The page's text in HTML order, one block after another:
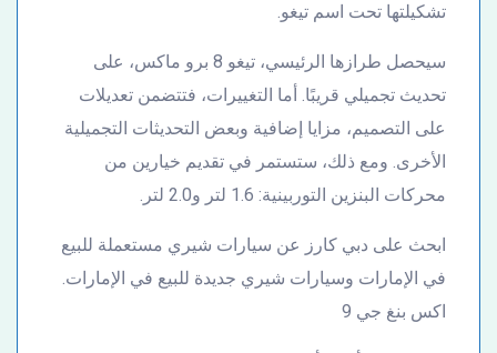
تشكيلتها تحت اسم تيغو.
سيحصل طرازها الرئيسي، تيغو 8 برو ماكس، على
تحديث تجميلي قريبًا. أما التغييرات، فتتضمن تعديلات
على التصميم، مزايا إضافية وبعض التحديثات التجميلية
الأخرى. ومع ذلك، ستستمر في تقديم خيارين من
محركات البنزين التوربينية: 1.6 لتر و2.0 لتر.
ابحث على دبي كارز عن سيارات شيري مستعملة للبيع
في الإمارات وسيارات شيري جديدة للبيع في الإمارات.
اكس بنغ جي 9